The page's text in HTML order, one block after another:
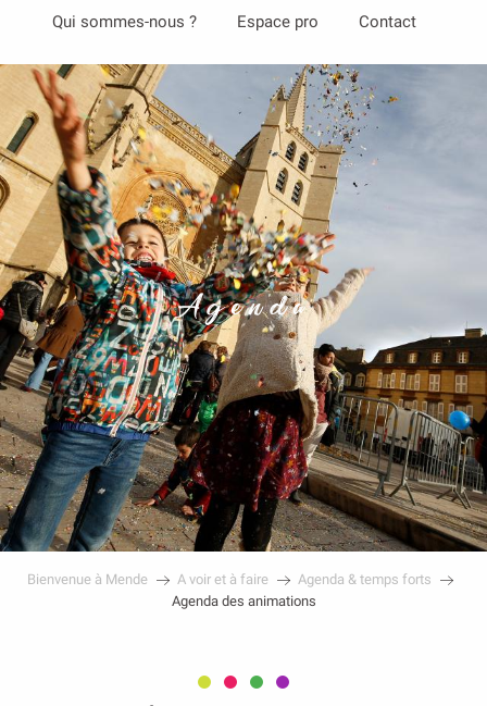
contenu
principal
Qui sommes-nous ? Espace pro Contact
Agenda
Bienvenue à Mende A voir et à faire
Agenda & temps forts
Agenda des animations